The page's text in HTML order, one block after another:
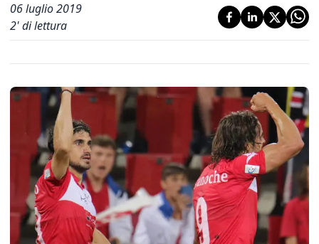
06 luglio 2019
2' di lettura